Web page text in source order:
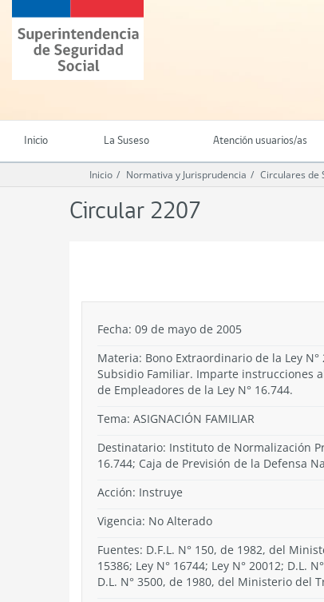
contenido
principal
Superintendencia
de
Seguridad
(SUSESO)
Chile
Inicio La Suseso Atención usuarios/as
Inicio Normativa y Jurisprudencia Circulares de
Circular 2207
Fecha: 09 de mayo de 2005
Materia: Bono Extraordinario de la Ley
Subsidio Familiar. Imparte instrucciones
de Empleadores de la Ley N° 16.744.
Tema: ASIGNACIÓN FAMILIAR
Destinatario: Instituto de Normalización
16.744; Caja de Previsión de la Defensa
Acción: Instruye
Vigencia: No Alterado
Fuentes: D.F.L. N° 150, de 1982, del
15386; Ley N° 16744; Ley N° 20012; D.L.
D.L. N° 3500, de 1980, del Ministerio del